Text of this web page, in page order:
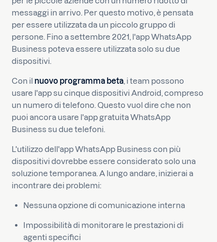
messaggi in arrivo. Per questo motivo, è pensata
per essere utilizzata da un piccolo gruppo di
persone. Fino a settembre 2021, l'app WhatsApp
Business poteva essere utilizzata solo su due
dispositivi.
Con il nuovo programma beta, i team possono
usare l'app su cinque dispositivi Android, compreso
un numero di telefono. Questo vuol dire che non
puoi ancora usare l'app gratuita WhatsApp
Business su due telefoni.
L'utilizzo dell'app WhatsApp Business con più
dispositivi dovrebbe essere considerato solo una
soluzione temporanea. A lungo andare, inizierai a
incontrare dei problemi:
Nessuna opzione di comunicazione interna
Impossibilità di monitorare le prestazioni di
agenti specifici